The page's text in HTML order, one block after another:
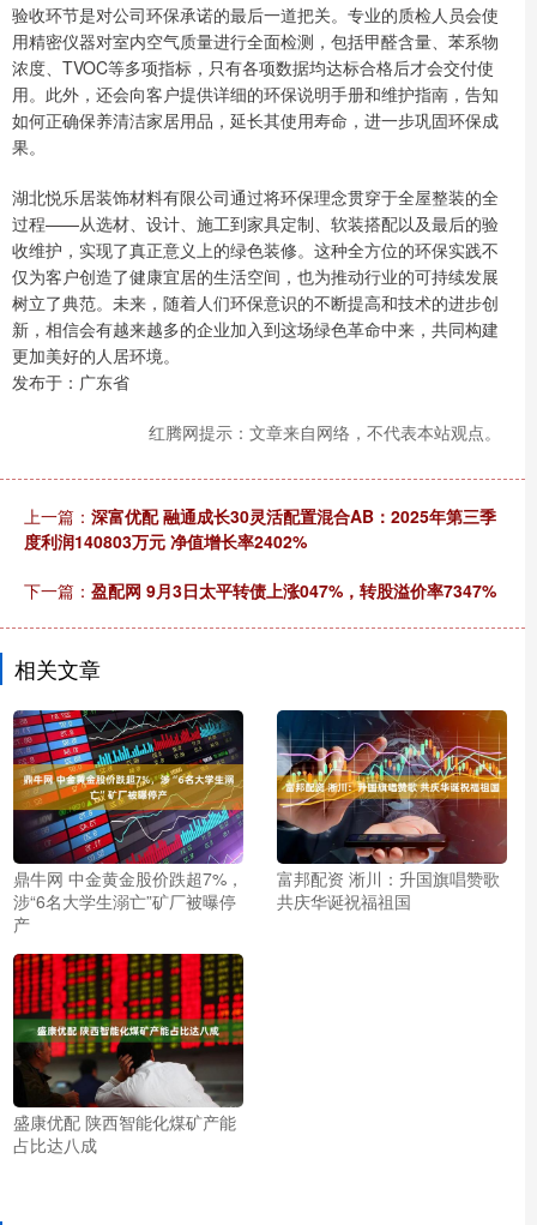
验收环节是对公司环保承诺的最后一道把关。专业的质检人员会使
用精密仪器对室内空气质量进行全面检测，包括甲醛含量、苯系物
浓度、TVOC等多项指标，只有各项数据均达标合格后才会交付使
用。此外，还会向客户提供详细的环保说明手册和维护指南，告知
如何正确保养清洁家居用品，延长其使用寿命，进一步巩固环保成
果。
湖北悦乐居装饰材料有限公司通过将环保理念贯穿于全屋整装的全
过程——从选材、设计、施工到家具定制、软装搭配以及最后的验
收维护，实现了真正意义上的绿色装修。这种全方位的环保实践不
仅为客户创造了健康宜居的生活空间，也为推动行业的可持续发展
树立了典范。未来，随着人们环保意识的不断提高和技术的进步创
新，相信会有越来越多的企业加入到这场绿色革命中来，共同构建
更加美好的人居环境。
发布于：广东省
红腾网提示：文章来自网络，不代表本站观点。
上一篇： 深富优配 融通成长30灵活配置混合AB：2025年第三季
度利润140803万元 净值增长率2402%
下一篇： 盈配网 9月3日太平转债上涨047%，转股溢价率7347%
相关文章
鼎牛网 中金黄金股价跌超7%，
涉“6名大学生溺亡”矿厂被曝停
产
富邦配资 淅川：升国旗唱赞歌
共庆华诞祝福祖国
盛康优配 陕西智能化煤矿产能
占比达八成